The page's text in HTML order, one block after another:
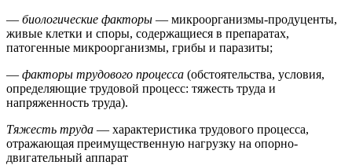
— биологические факторы — микроорганизмы-продуценты,
живые клетки и споры, содержащиеся в препаратах,
патогенные микроорганизмы, грибы и паразиты;
— факторы трудового процесса (обстоятельства, условия,
определяющие трудовой процесс: тяжесть труда и
напряженность труда).
Тяжесть труда — характеристика трудового процесса,
отражающая преимущественную нагрузку на опорно-
двигательный аппарат